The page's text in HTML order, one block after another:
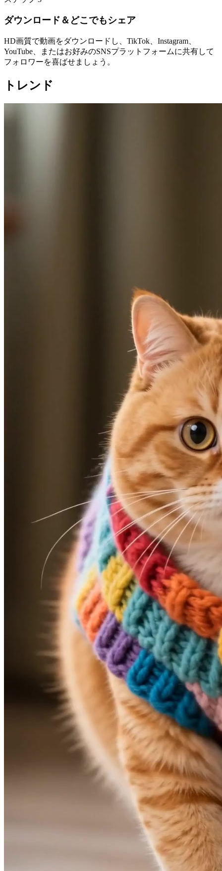
ダウンロード＆どこでもシェア
HD画質で動画をダウンロードし、TikTok、Instagram、
YouTube、またはお好みのSNSプラットフォームに共有して
フォロワーを喜ばせましょう。
トレンド